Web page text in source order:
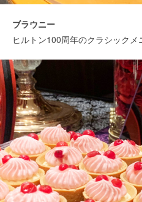
ブラウニー
ヒルトン100周年のクラシックメ